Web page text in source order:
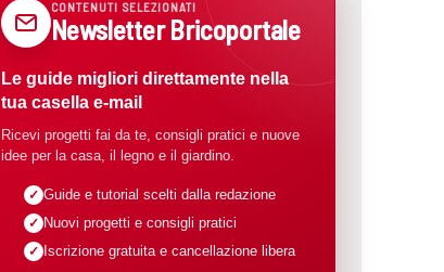
CONTENUTI SELEZIONATI
Newsletter Bricoportale
Le guide migliori direttamente nella
tua casella e-mail
Ricevi progetti fai da te, consigli pratici e nuove
idee per la casa, il legno e il giardino.
Guide e tutorial scelti dalla redazione
Nuovi progetti e consigli pratici
Iscrizione gratuita e cancellazione libera